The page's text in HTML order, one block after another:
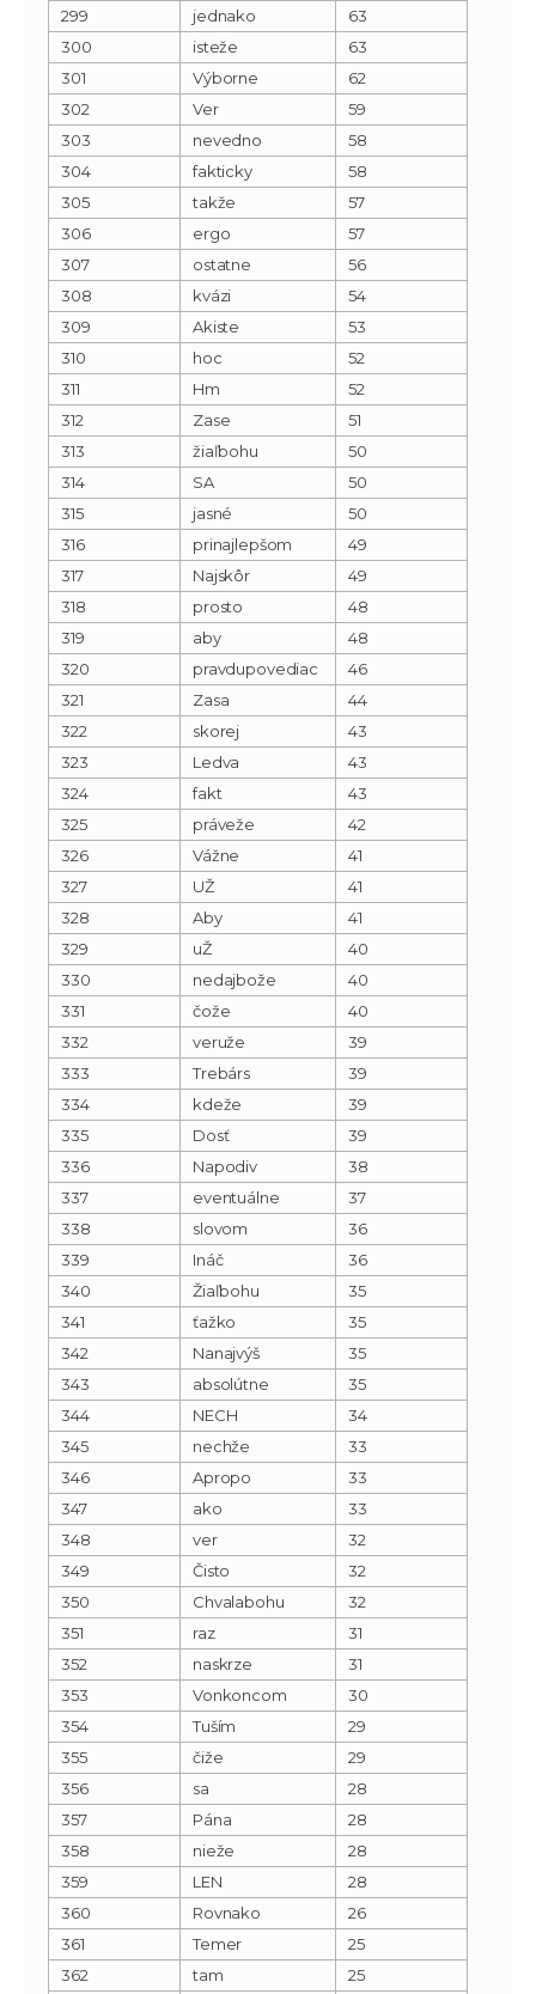
299 jednako
63
300
isteže
63
301
Výborne
62
302
Ver
59
303
nevedno
58
304
fakticky
58
305
takže
57
306
ergo
57
307
ostatne
56
308
kvázi
54
309
Akiste
53
310
hoc
52
311
Hm
52
312
Zase
51
313
žiaľbohu
50
314
SA
50
315
jasné
50
316
prinajlepšom
49
317
Najskôr
49
318
prosto
48
319
aby
48
320
pravdupovediac
46
321
Zasa
44
322
skorej
43
323
Ledva
43
324
fakt
43
325
práveže
42
326
Vážne
41
327
UŽ
41
328
Aby
41
329
uŽ
40
330
nedajbože
40
331
čože
40
332
veruže
39
333
Trebárs
39
334
kdeže
39
335
Dosť
39
336
Napodiv
38
337
eventuálne
37
338
slovom
36
339
Ináč
36
340
Žiaľbohu
35
341
ťažko
35
342
Nanajvýš
35
343
absolútne
35
344
NECH
34
345
nechže
33
346
Apropo
33
347
ako
33
348
ver
32
349
Čisto
32
350
Chvalabohu
32
351
raz
31
352
naskrze
31
353
Vonkoncom
30
354
Tuším
29
355
čiže
29
356
sa
28
357
Pána
28
358
nieže
28
359
LEN
28
360
Rovnako
26
361
Temer
25
362
tam
25